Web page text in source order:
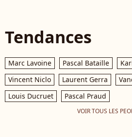
Tendances
Marc Lavoine Pascal Bataille
Vincent Niclo
Laurent Gerra
Louis Ducruet
Pascal Praud
VOIR TOUS LES